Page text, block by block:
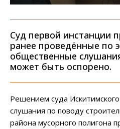
Суд первой инстанции
ранее проведённые по
общественные
может быть оспорено.
Решением суда
слушания по поводу
района мусорного полигона